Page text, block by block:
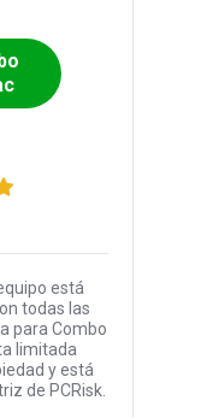
está
todas las
para Combo
limitada
y está
de PCRisk.